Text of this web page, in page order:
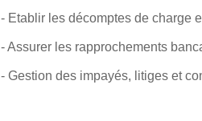
- Etablir les décomptes de charge
- Assurer les rapprochements
- Gestion des impayés, litiges et